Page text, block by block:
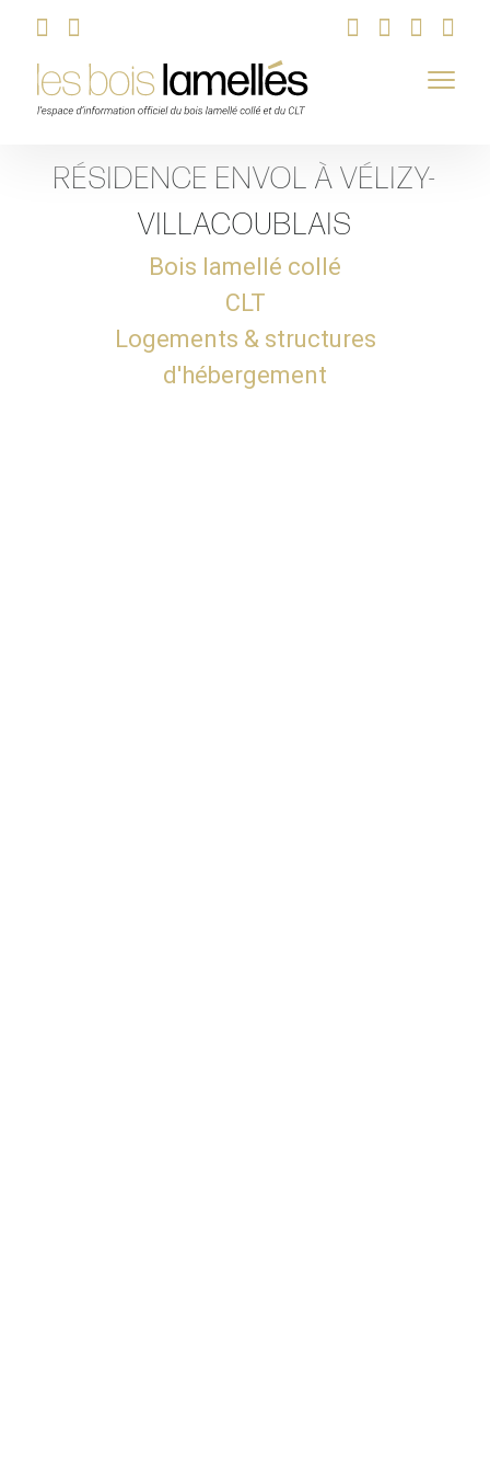
RÉSIDENCE ENVOL À VÉLIZY-
VILLACOUBLAIS
Bois lamellé collé
CLT
Logements & structures
d'hébergement